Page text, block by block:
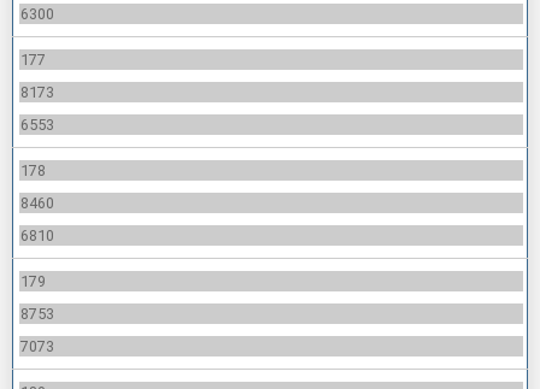
6300
177
8173
6553
178
8460
6810
179
8753
7073